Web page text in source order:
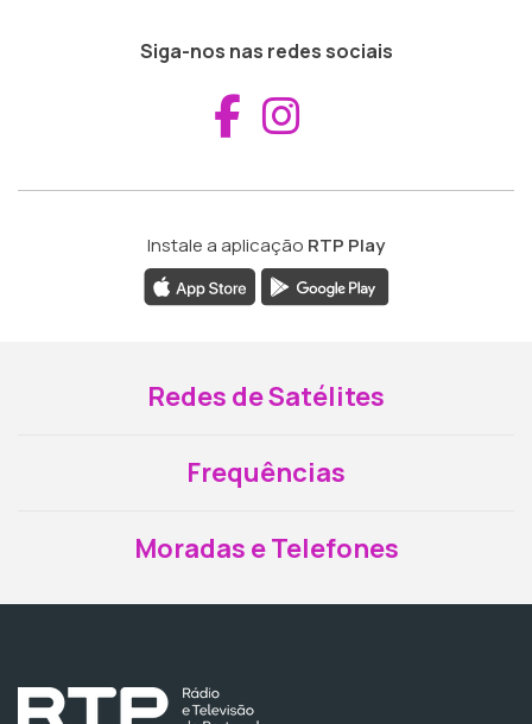
Siga-nos nas redes sociais
Aceder ao
Instale a aplicação RTP Play
Redes de Satélites
Frequências
Moradas e Telefones